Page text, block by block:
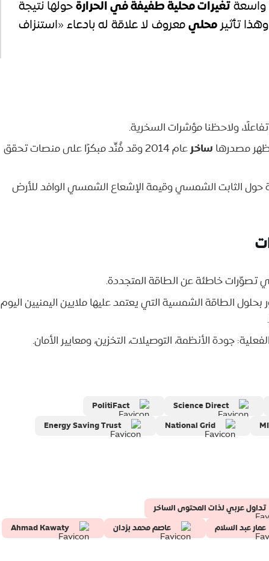
تغيرات محلية طفيفة في الحرارةحولها نتيجة
تأثيرمحليمعروف لا علاقة له بادعاء «استنزاف
ولاحظنا مؤشرات السخرية.
مصدرها ساخر
عام 2014 وقد فُنِّد مبكرًا على منصات تحقق
حول الثابت الشمسي وقيمة الإشعاع الشمسي الوافد للأرض
خاطئة عن الطاقة المتجددة.
الطاقة الشمسية التي يعتمد عليها ملايين اليمنيين اليوم
جودة الأنظمة، التوصيلات، التخزين، ومعايير الأمان.
Science Direct
PolitiFact
National Grid
Energy Saving Trust
تداول عربي لذات المحتوى الساخر
عمار عبد السلام عاصم محمد بزدان
Ahmad Kawaty